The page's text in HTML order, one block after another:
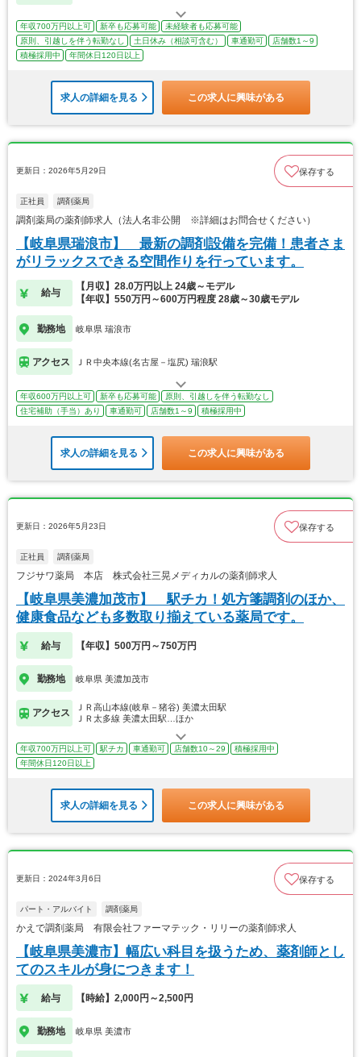
年収700万円以上可 新卒も応募可能
未経験者も応募可能
原則、引越しを伴う転勤なし
土日休み（相談可含む） 車通勤可
店舗数1～9
積極採用中
年間休日120日以上
求人の詳細を見る この求人に興味がある
更新日：2026年5月29日 保存する
正社員 調剤薬局
調剤薬局の薬剤師求人（法人名非公開 ※詳細はお問合せください）
【岐阜県瑞浪市】 最新の調剤設備を完備！患者さま
がリラックスできる空間作りを行っています。
給与
【月収】28.0万円以上 24歳～モデル
【年収】550万円～600万円程度 28歳～30歳モデル
勤務地 岐阜県 瑞浪市
アクセス ＪＲ中央本線(名古屋－塩尻) 瑞浪駅
年収600万円以上可 新卒も応募可能
原則、引越しを伴う転勤なし
住宅補助（手当）あり
車通勤可 店舗数1～9 積極採用中
求人の詳細を見る この求人に興味がある
更新日：2026年5月23日 保存する
正社員 調剤薬局
フジサワ薬局 本店 株式会社三晃メディカルの薬剤師求人
【岐阜県美濃加茂市】 駅チカ！処方箋調剤のほか、
健康食品なども多数取り揃えている薬局です。
給与 【年収】500万円～750万円
勤務地 岐阜県 美濃加茂市
アクセス
ＪＲ高山本線(岐阜－猪谷) 美濃太田駅
ＪＲ太多線 美濃太田駅…ほか
年収700万円以上可 駅チカ 車通勤可 店舗数10～29
積極採用中
年間休日120日以上
求人の詳細を見る この求人に興味がある
更新日：2024年3月6日 保存する
パート・アルバイト 調剤薬局
かえで調剤薬局 有限会社ファーマテック・リリーの薬剤師求人
【岐阜県美濃市】幅広い科目を扱うため、薬剤師とし
てのスキルが身につきます！
給与 【時給】2,000円～2,500円
勤務地 岐阜県 美濃市